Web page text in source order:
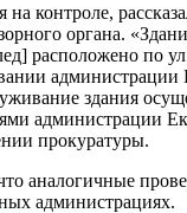
на контроле,
органа.
расположено по
администрации
здания
администрации
прокуратуры.
аналогичные
администрациях.